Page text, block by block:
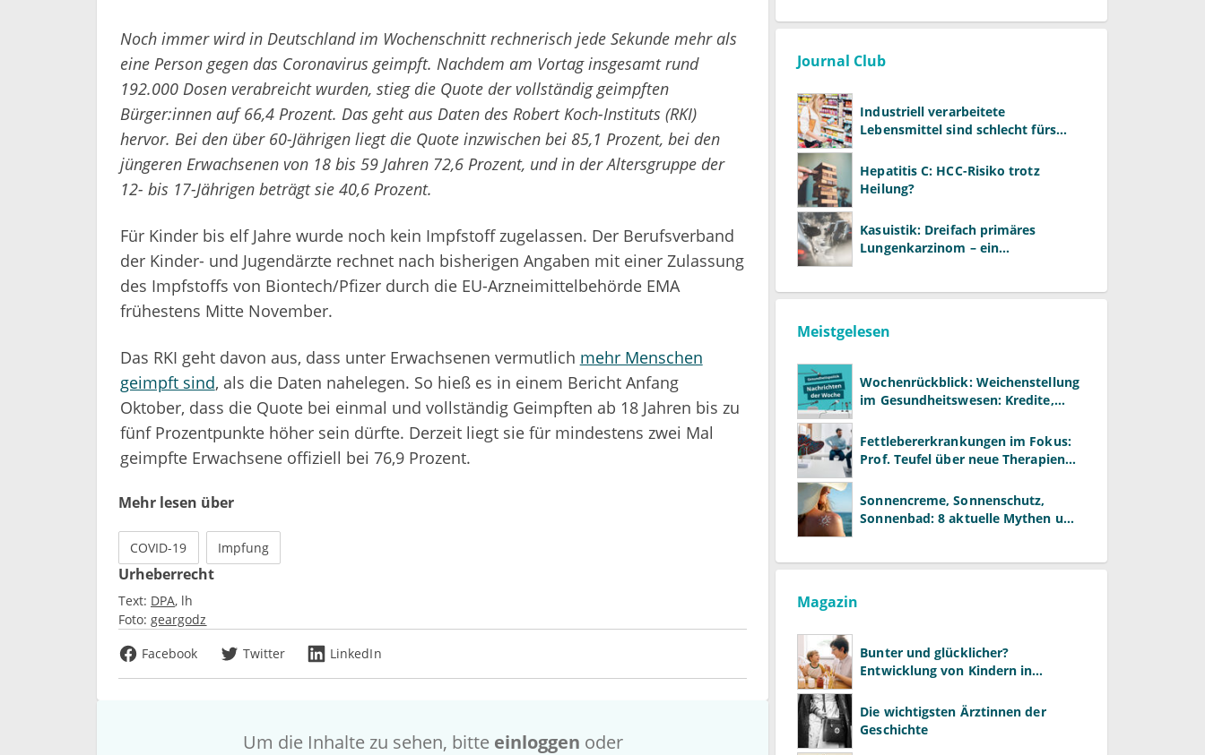
Noch immer wird in Deutschland im Wochenschnitt rechnerisch jede Sekunde mehr als
eine Person gegen das Coronavirus geimpft. Nachdem am Vortag insgesamt rund
192.000 Dosen verabreicht wurden, stieg die Quote der vollständig geimpften
Bürger:innen auf 66,4 Prozent. Das geht aus Daten des Robert Koch-Instituts (RKI)
hervor. Bei den über 60-Jährigen liegt die Quote inzwischen bei 85,1 Prozent, bei den
jüngeren Erwachsenen von 18 bis 59 Jahren 72,6 Prozent, und in der Altersgruppe der
12- bis 17-Jährigen beträgt sie 40,6 Prozent.
Für Kinder bis elf Jahre wurde noch kein Impfstoff zugelassen. Der Berufsverband
der Kinder- und Jugendärzte rechnet nach bisherigen Angaben mit einer Zulassung
des Impfstoffs von Biontech/Pfizer durch die EU-Arzneimittelbehörde EMA
frühestens Mitte November.
Das RKI geht davon aus, dass unter Erwachsenen vermutlich mehr Menschen
geimpft sind, als die Daten nahelegen. So hieß es in einem Bericht Anfang
Oktober, dass die Quote bei einmal und vollständig Geimpften ab 18 Jahren bis zu
fünf Prozentpunkte höher sein dürfte. Derzeit liegt sie für mindestens zwei Mal
geimpfte Erwachsene offiziell bei 76,9 Prozent.
Mehr lesen über
COVID-19 Impfung
Urheberrecht
Text: DPA lh
Foto: geargodz
Facebook
Twitter LinkedIn
Um die Inhalte zu sehen, bitte einloggen oder
Journal Club
Industriell verarbeitete
Lebensmittel sind schlecht fürs
Hepatitis C: HCC-Risiko trotz
Heilung?
Kasuistik: Dreifach primäres
Lungenkarzinom – ein
Meistgelesen
Wochenrückblick: Weichenstellung
im Gesundheitswesen: Kredite,
Fettlebererkrankungen im Fokus:
Prof. Teufel über neue Therapien
Sonnencreme, Sonnenschutz,
Sonnenbad: 8 aktuelle Mythen und
Magazin
Bunter und glücklicher?
Entwicklung von Kindern in
Die wichtigsten Ärztinnen der
Geschichte